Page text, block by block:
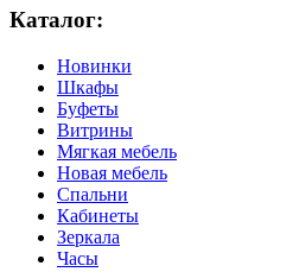
Каталог:
Новинки
Шкафы
Буфеты
Витрины
Мягкая мебель
Новая мебель
Спальни
Кабинеты
Зеркала
Часы